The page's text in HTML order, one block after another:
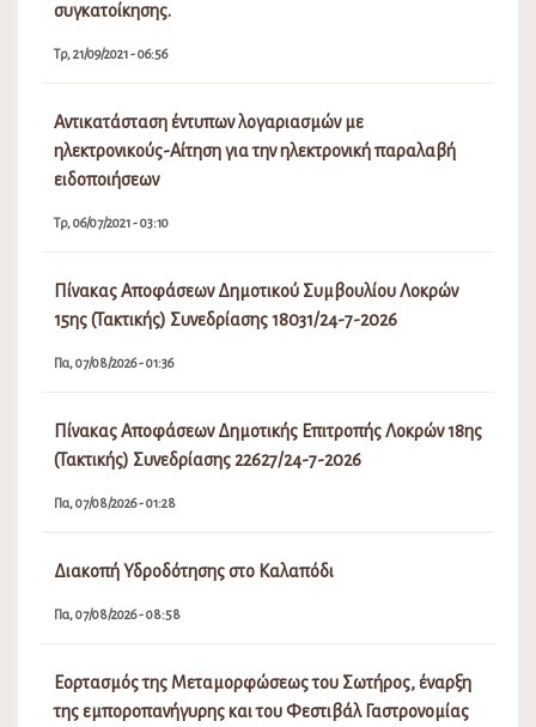
συγκατοίκησης.
Τρ, 21/09/2021 - 06:56
Αντικατάσταση έντυπων λογαριασμών με
ηλεκτρονικούς-Αίτηση για την ηλεκτρονική παραλαβή
ειδοποιήσεων
Τρ, 06/07/2021 - 03:10
Πίνακας Αποφάσεων Δημοτικού Συμβουλίου Λοκρών
15ης (Τακτικής) Συνεδρίασης 18031/24-7-2026
Πα, 07/08/2026 - 01:36
Πίνακας Αποφάσεων Δημοτικής Επιτροπής Λοκρών 18ης
(Τακτικής) Συνεδρίασης 22627/24-7-2026
Πα, 07/08/2026 - 01:28
Διακοπή Υδροδότησης στο Καλαπόδι
Πα, 07/08/2026 - 08:58
Εορτασμός της Μεταμορφώσεως του Σωτήρος, έναρξη
της εμποροπανήγυρης και του Φεστιβάλ Γαστρονομίας